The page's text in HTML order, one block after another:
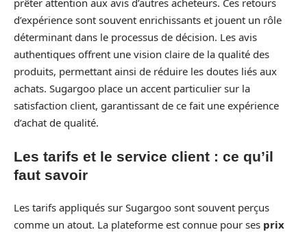
prêter attention aux avis d’autres acheteurs. Ces retours
d’expérience sont souvent enrichissants et jouent un rôle
déterminant dans le processus de décision. Les avis
authentiques offrent une vision claire de la qualité des
produits, permettant ainsi de réduire les doutes liés aux
achats. Sugargoo place un accent particulier sur la
satisfaction client, garantissant de ce fait une expérience
d’achat de qualité.
Les tarifs et le service client : ce qu’il
faut savoir
Les tarifs appliqués sur Sugargoo sont souvent perçus
comme un atout. La plateforme est connue pour ses prix